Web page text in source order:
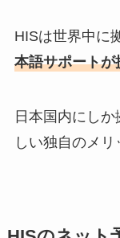
HISは世界中に
本語サポートが
日本国内にし
しい独自のメリ